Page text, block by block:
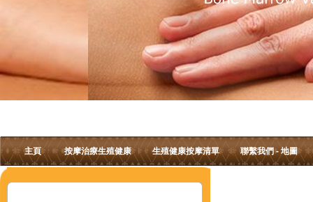
主頁 按摩治療生殖健康 生殖健康按摩清單 聯繫我們 - 地圖